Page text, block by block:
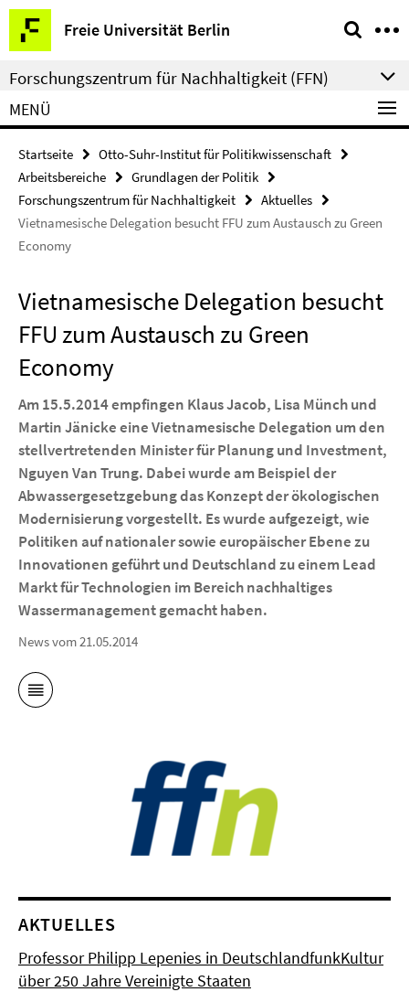
Springe
direkt
zu
Inhalt
Freie Universität Berlin
Service-
Navigation
Forschungszentrum für Nachhaltigkeit (FFN)
MENÜ
Startseite
Otto-Suhr-Institut für Politikwissenschaft
Arbeitsbereiche
Grundlagen der Politik
Forschungszentrum für Nachhaltigkeit
Aktuelles
Vietnamesische Delegation besucht FFU zum Austausch zu Green
Economy
Vietnamesische Delegation besucht
FFU zum Austausch zu Green
Economy
Am 15.5.2014 empfingen Klaus Jacob, Lisa Münch und
Martin Jänicke eine Vietnamesische Delegation um den
stellvertretenden Minister für Planung und Investment,
Nguyen Van Trung. Dabei wurde am Beispiel der
Abwassergesetzgebung das Konzept der ökologischen
Modernisierung vorgestellt. Es wurde aufgezeigt, wie
Politiken auf nationaler sowie europäischer Ebene zu
Innovationen geführt und Deutschland zu einem Lead
Markt für Technologien im Bereich nachhaltiges
Wassermanagement gemacht haben.
News vom 21.05.2014
AKTUELLES
Professor Philipp Lepenies in DeutschlandfunkKultur
über 250 Jahre Vereinigte Staaten